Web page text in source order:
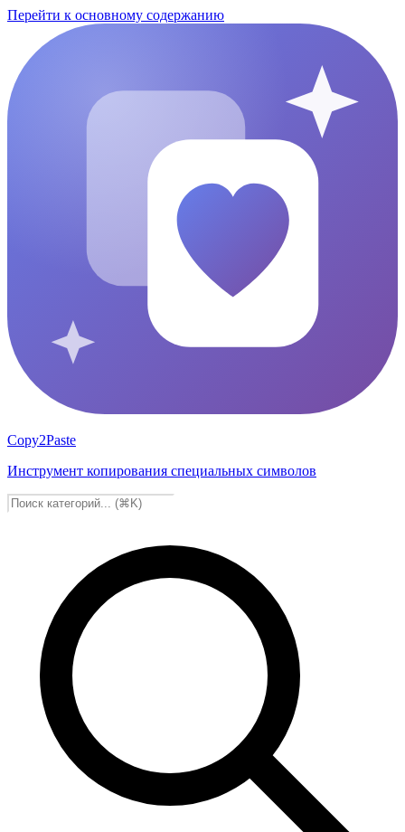
Перейти к основному содержанию
Copy2Paste
Инструмент копирования специальных символов